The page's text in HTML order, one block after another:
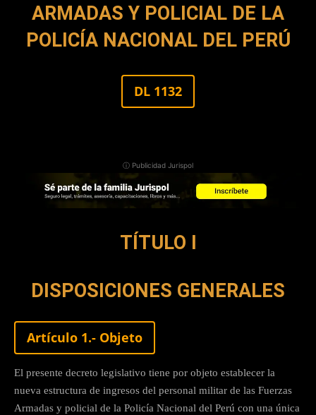
ARMADAS Y POLICIAL DE LA
POLICÍA NACIONAL DEL PERÚ
DL 1132
ⓘ Publicidad Jurispol
TÍTULO I
DISPOSICIONES GENERALES
Artículo 1.- Objeto
El presente decreto legislativo tiene por objeto establecer la
nueva estructura de ingresos del personal militar de las Fuerzas
Armadas y policial de la Policía Nacional del Perú con una única